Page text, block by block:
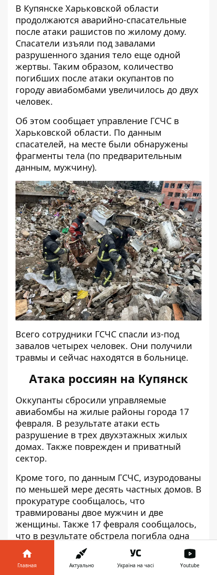
В Купянске Харьковской области
продолжаются аварийно-спасательные
после атаки рашистов по жилому дому.
Спасатели изъяли под завалами
разрушенного здания тело еще одной
жертвы. Таким образом, количество
погибших после атаки окупантов по
городу авиабомбами увеличилось до двух
человек.
Об этом сообщает управление ГСЧС в
Харьковской области. По данным
спасателей, на месте были обнаружены
фрагменты тела (по предварительным
данным, мужчину).
Всего сотрудники ГСЧС спасли из-под
завалов четырех человек. Они получили
травмы и сейчас находятся в больнице.
Атака россиян на Купянск
Оккупанты сбросили управляемые
авиабомбы на жилые районы города 17
февраля. В результате атаки есть
разрушение в трех двухэтажных жилых
домах. Также поврежден и приватный
сектор.
Кроме того, по данным ГСЧС, изуродованы
по меньшей мере десять частных домов. В
прокуратуре сообщалось, что
травмированы двое мужчин и две
женщины. Также 17 февраля сообщалось,
что в результате обстрела погибла одна
женщина.
Обстрел Харьковщины
Главная Актуально Україна на часі Youtube